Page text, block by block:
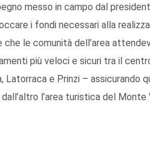
messo in campo dal
i fondi necessari alla
le comunità dell’area
più veloci e sicuri tra il
e Prinzi – assicurando
l’area turistica del Monte